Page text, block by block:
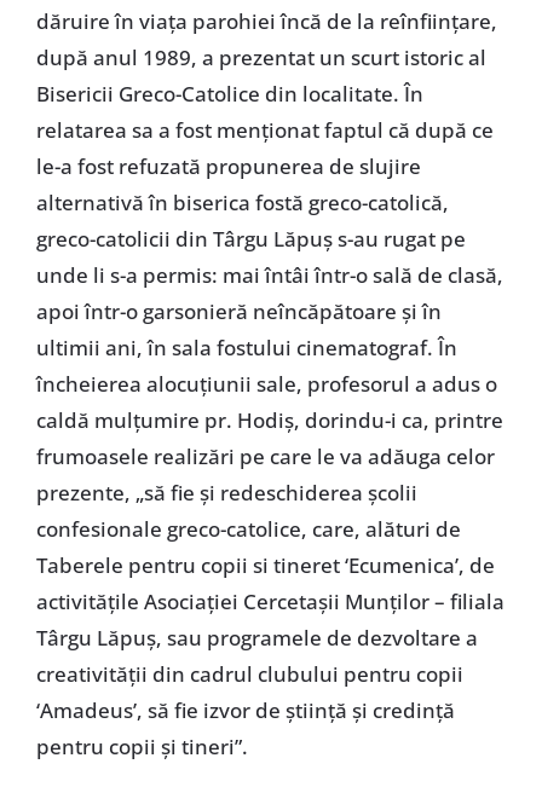
dăruire în viaţa parohiei încă de la reînfiinţare,
după anul 1989, a prezentat un scurt istoric al
Bisericii Greco-Catolice din localitate. În
relatarea sa a fost menţionat faptul că după ce
le-a fost refuzată propunerea de slujire
alternativă în biserica fostă greco-catolică,
greco-catolicii din Târgu Lăpuş s-au rugat pe
unde li s-a permis: mai întâi într-o sală de clasă,
apoi într-o garsonieră neîncăpătoare şi în
ultimii ani, în sala fostului cinematograf. În
încheierea alocuţiunii sale, profesorul a adus o
caldă mulţumire pr. Hodiş, dorindu-i ca, printre
frumoasele realizări pe care le va adăuga celor
prezente, „să fie şi redeschiderea şcolii
confesionale greco-catolice, care, alături de
Taberele pentru copii si tineret ‘Ecumenica’, de
activităţile Asociaţiei Cercetaşii Munţilor – filiala
Târgu Lăpuş, sau programele de dezvoltare a
creativităţii din cadrul clubului pentru copii
‘Amadeus’, să fie izvor de ştiinţă şi credinţă
pentru copii şi tineri”.